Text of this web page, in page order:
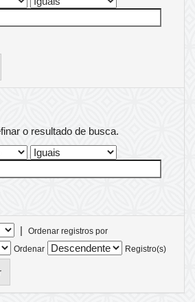
o resultado de busca.
|
Ordenar registros por
Ordenar
Registro(s)